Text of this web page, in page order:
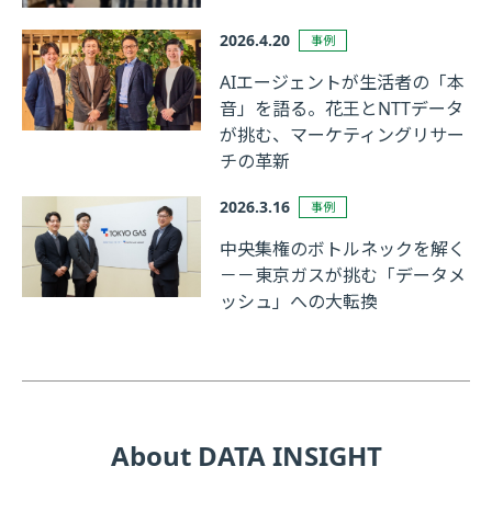
2026.4.20 事例
AIエージェントが生活者の「本
音」を語る。花王とNTTデータ
が挑む、マーケティングリサー
チの革新
2026.3.16 事例
中央集権のボトルネックを解く
－－東京ガスが挑む「データメ
ッシュ」への大転換
About DATA INSIGHT